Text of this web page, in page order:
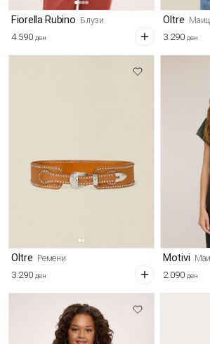
Fiorella Rubino Блузи
4.590 ден
Oltre
3.290 ден
Oltre Ремени
3.290 ден
Motivi
2.090 ден